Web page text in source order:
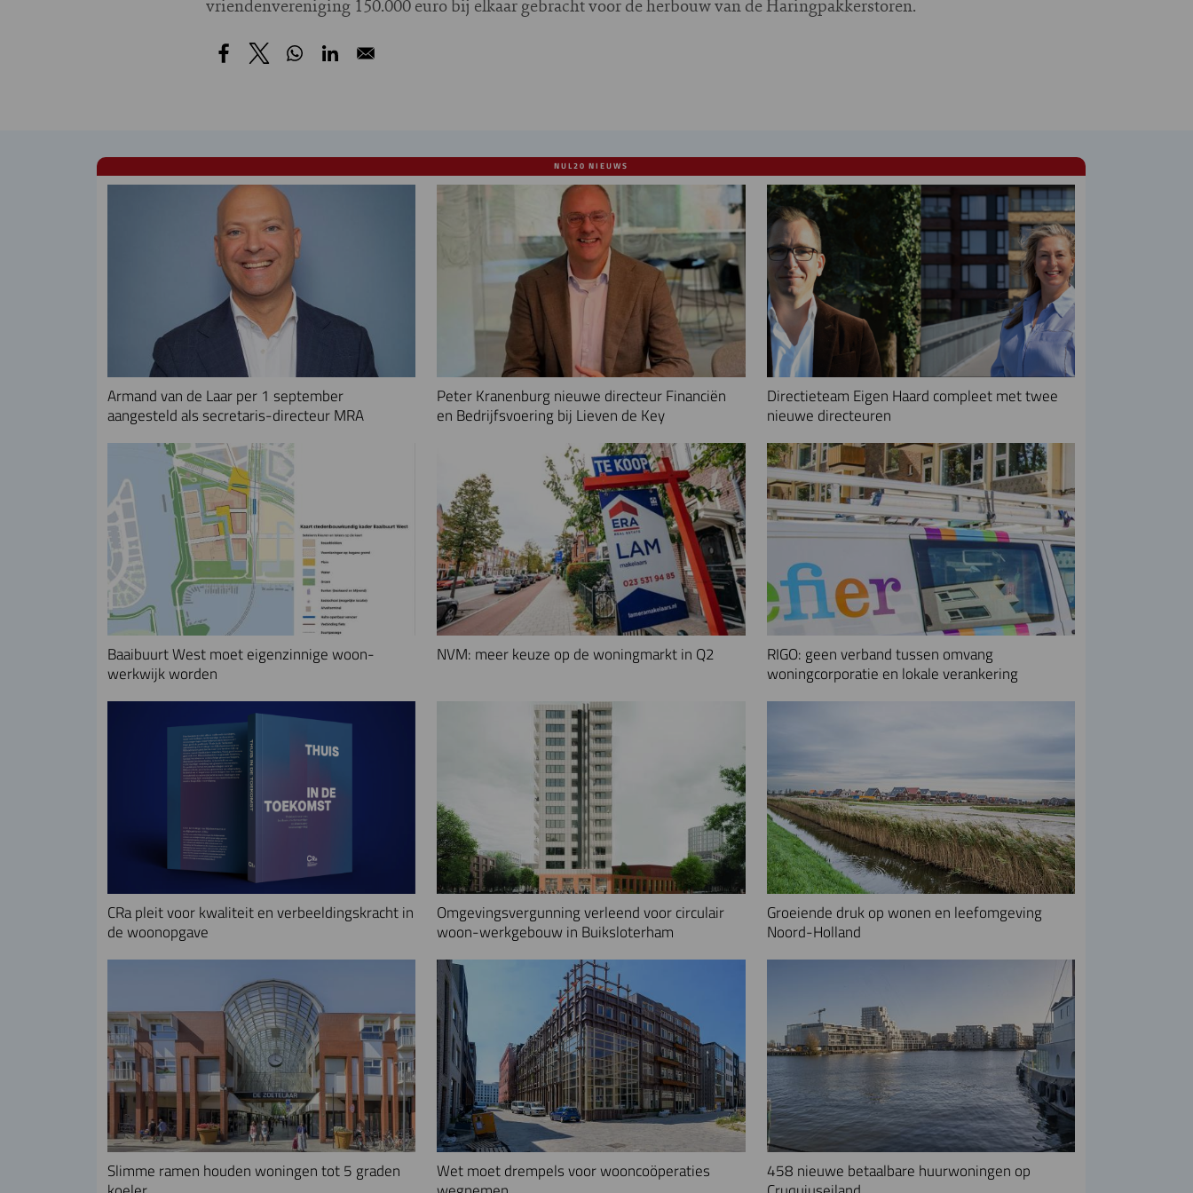
NUL20 NIEUWS
Armand van de Laar per 1 september
aangesteld als secretaris-directeur MRA
Peter Kranenburg nieuwe directeur Financiën
en Bedrijfsvoering bij Lieven de Key
Directieteam Eigen Haard compleet met twee
nieuwe directeuren
Baaibuurt West moet eigenzinnige woon-
werkwijk worden
NVM: meer keuze op de woningmarkt in Q2
RIGO: geen verband tussen omvang
woningcorporatie en lokale verankering
CRa pleit voor kwaliteit en verbeeldingskracht in
de woonopgave
Omgevingsvergunning verleend voor circulair
woon-werkgebouw in Buiksloterham
Groeiende druk op wonen en leefomgeving
Noord-Holland
Slimme ramen houden woningen tot 5 graden
Wet moet drempels voor wooncoöperaties
458 nieuwe betaalbare huurwoningen op